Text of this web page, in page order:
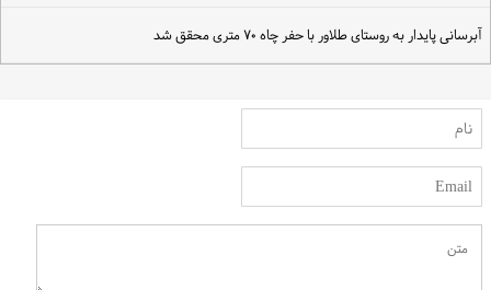
آبرسانی پایدار به روستای طلاور با حفر چاه ۷۰ متری محقق شد